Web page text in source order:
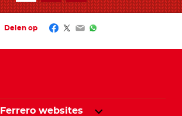
Delen op Facebook
Twitter
EmailWhatsApp
Ferrero websites